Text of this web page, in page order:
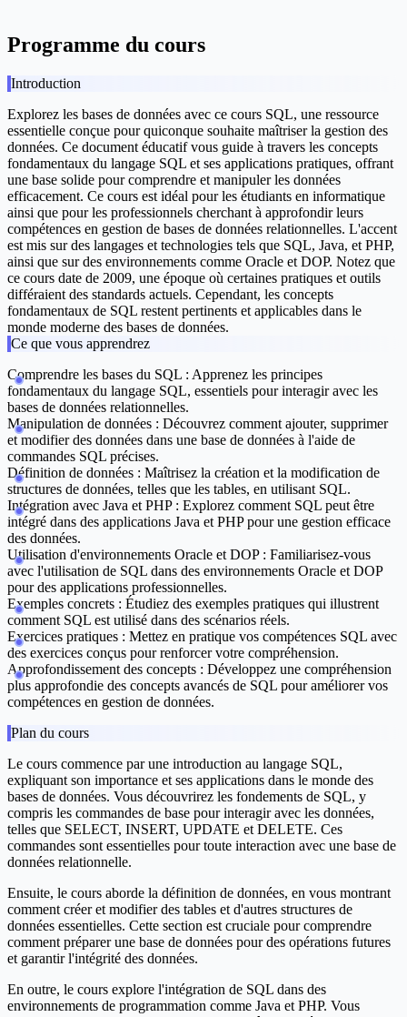
Programme du cours
Introduction
Explorez les bases de données avec ce cours SQL, une ressource
essentielle conçue pour quiconque souhaite maîtriser la gestion des
données. Ce document éducatif vous guide à travers les concepts
fondamentaux du langage SQL et ses applications pratiques, offrant
une base solide pour comprendre et manipuler les données
efficacement. Ce cours est idéal pour les étudiants en informatique
ainsi que pour les professionnels cherchant à approfondir leurs
compétences en gestion de bases de données relationnelles. L'accent
est mis sur des langages et technologies tels que SQL, Java, et PHP,
ainsi que sur des environnements comme Oracle et DOP. Notez que
ce cours date de 2009, une époque où certaines pratiques et outils
différaient des standards actuels. Cependant, les concepts
fondamentaux de SQL restent pertinents et applicables dans le
monde moderne des bases de données.
Ce que vous apprendrez
Comprendre les bases du SQL : Apprenez les principes
fondamentaux du langage SQL, essentiels pour interagir avec les
bases de données relationnelles.
Manipulation de données : Découvrez comment ajouter, supprimer
et modifier des données dans une base de données à l'aide de
commandes SQL précises.
Définition de données : Maîtrisez la création et la modification de
structures de données, telles que les tables, en utilisant SQL.
Intégration avec Java et PHP : Explorez comment SQL peut être
intégré dans des applications Java et PHP pour une gestion efficace
des données.
Utilisation d'environnements Oracle et DOP : Familiarisez-vous
avec l'utilisation de SQL dans des environnements Oracle et DOP
pour des applications professionnelles.
Exemples concrets : Étudiez des exemples pratiques qui illustrent
comment SQL est utilisé dans des scénarios réels.
Exercices pratiques : Mettez en pratique vos compétences SQL avec
des exercices conçus pour renforcer votre compréhension.
Approfondissement des concepts : Développez une compréhension
plus approfondie des concepts avancés de SQL pour améliorer vos
compétences en gestion de données.
Plan du cours
Le cours commence par une introduction au langage SQL,
expliquant son importance et ses applications dans le monde des
bases de données. Vous découvrirez les fondements de SQL, y
compris les commandes de base pour interagir avec les données,
telles que SELECT, INSERT, UPDATE et DELETE. Ces
commandes sont essentielles pour toute interaction avec une base de
données relationnelle.
Ensuite, le cours aborde la définition de données, en vous montrant
comment créer et modifier des tables et d'autres structures de
données essentielles. Cette section est cruciale pour comprendre
comment préparer une base de données pour des opérations futures
et garantir l'intégrité des données.
En outre, le cours explore l'intégration de SQL dans des
environnements de programmation comme Java et PHP. Vous